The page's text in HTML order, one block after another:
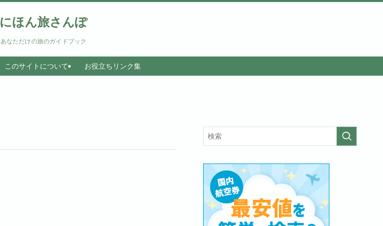
にほん旅さんぽ
あなただけの旅のガイドブック
このサイトについて お役立ちリンク集